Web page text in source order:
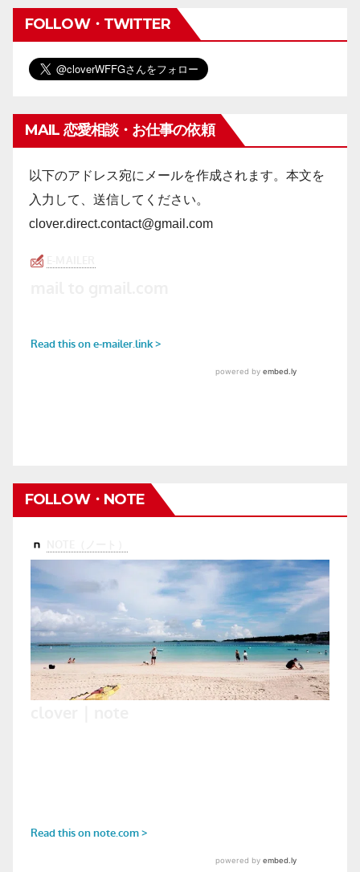
FOLLOW・TWITTER
MAIL 恋愛相談・お仕事の依頼
以下のアドレス宛にメールを作成されます。本文を
入力して、送信してください。
clover.direct.contact@gmail.com
FOLLOW・NOTE